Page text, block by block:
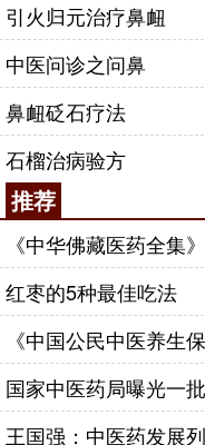
引火归元治疗鼻衄
中医问诊之问鼻
鼻衄砭石疗法
石榴治病验方
推荐
《中华佛藏医药全集
红枣的5种最佳吃法
《中国公民中医养生
国家中医药局曝光一
王国强：中医药发展